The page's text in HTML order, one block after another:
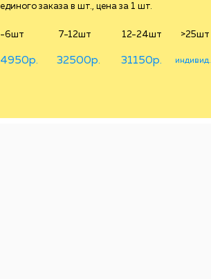
заказа в шт., цена за 1 шт.
6шт 7-12шт 12-24шт >25шт
32500р. 31150р. индивид.